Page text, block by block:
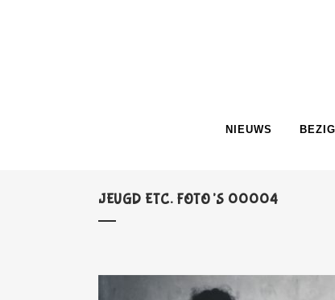
NIEUWS
JEUGD ETC. FOTO’S 00004